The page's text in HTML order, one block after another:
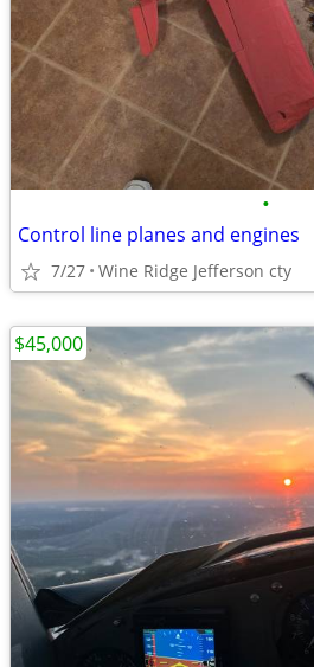
•
Control line planes and engines
7/27 Wine Ridge Jefferson cty
$45,000